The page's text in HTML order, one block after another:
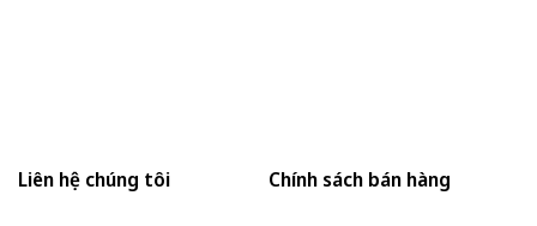
Liên hệ chúng tôi Chính sách bán hàng